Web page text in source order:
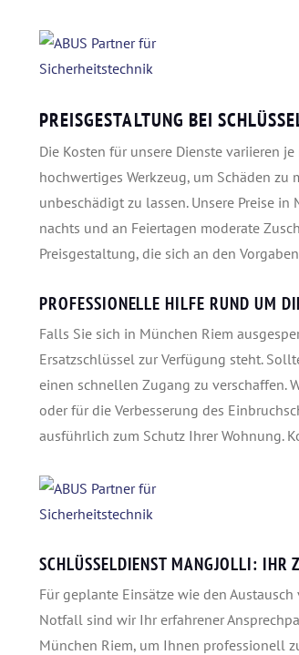
PREISGESTALTUNG BEI
Die Kosten für unsere Dienste variieren
hochwertiges Werkzeug, um Schäden
unbeschädigt zu lassen. Unsere Preise
nachts und an Feiertagen moderate
Preisgestaltung, die sich an den
PROFESSIONELLE HILFE RUND UM
Falls Sie sich in München Riem
Ersatzschlüssel zur Verfügung steht.
einen schnellen Zugang zu verschaffen.
oder für die Verbesserung des
ausführlich zum Schutz Ihrer Wohnung.
SCHLÜSSELDIENST MANGJOLLI: IHR
Für geplante Einsätze wie den
Notfall sind wir Ihr erfahrener
München Riem, um Ihnen professionell